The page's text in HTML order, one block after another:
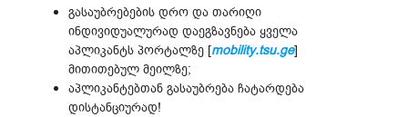
გასაუბრებების დრო და თარიღი
ინდივიდუალურად დაეგზავნება ყველა
აპლიკანტს პორტალზე [mobility.tsu.ge]
მითითებულ მეილზე;
აპლიკანტებთან გასაუბრება ჩატარდება
დისტანციურად!